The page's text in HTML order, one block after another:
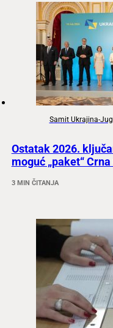
Samit Ukrajina-
Ostatak 2026.
moguć „paket“
3 MIN ČITANJA